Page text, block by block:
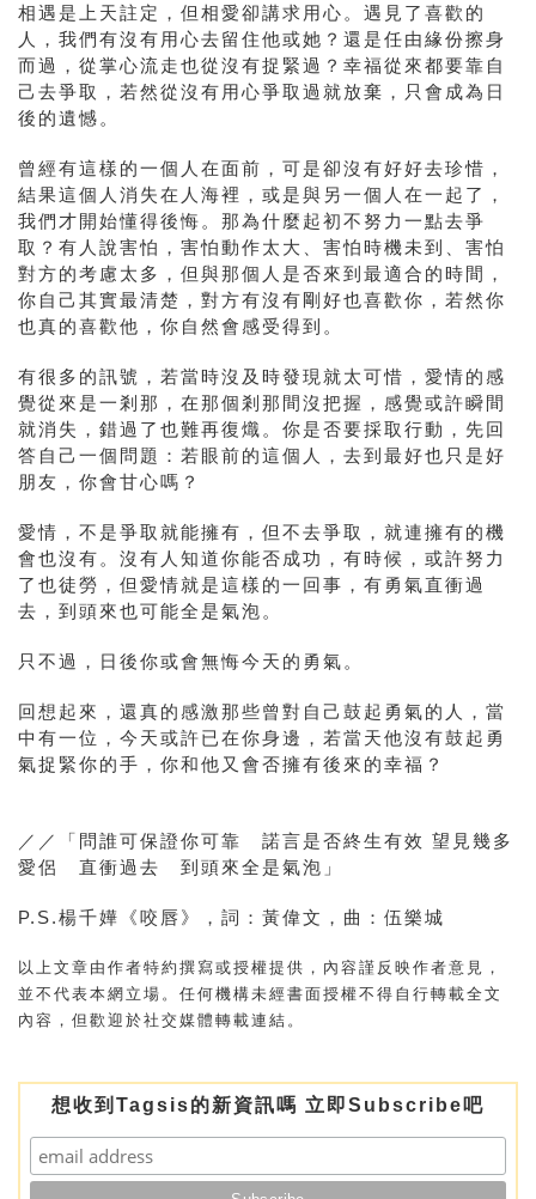
相遇是上天註定，但相愛卻講求用心。遇見了喜歡的
人，我們有沒有用心去留住他或她？還是任由緣份擦身
而過，從掌心流走也從沒有捉緊過？幸福從來都要靠自
己去爭取，若然從沒有用心爭取過就放棄，只會成為日
後的遺憾。
曾經有這樣的一個人在面前，可是卻沒有好好去珍惜，
結果這個人消失在人海裡，或是與另一個人在一起了，
我們才開始懂得後悔。那為什麼起初不努力一點去爭
取？有人說害怕，害怕動作太大、害怕時機未到、害怕
對方的考慮太多，但與那個人是否來到最適合的時間，
你自己其實最清楚，對方有沒有剛好也喜歡你，若然你
也真的喜歡他，你自然會感受得到。
有很多的訊號，若當時沒及時發現就太可惜，愛情的感
覺從來是一剎那，在那個剎那間沒把握，感覺或許瞬間
就消失，錯過了也難再復熾。你是否要採取行動，先回
答自己一個問題：若眼前的這個人，去到最好也只是好
朋友，你會甘心嗎？
愛情，不是爭取就能擁有，但不去爭取，就連擁有的機
會也沒有。沒有人知道你能否成功，有時候，或許努力
了也徒勞，但愛情就是這樣的一回事，有勇氣直衝過
去，到頭來也可能全是氣泡。
只不過，日後你或會無悔今天的勇氣。
回想起來，還真的感激那些曾對自己鼓起勇氣的人，當
中有一位，今天或許已在你身邊，若當天他沒有鼓起勇
氣捉緊你的手，你和他又會否擁有後來的幸福？
／／「問誰可保證你可靠 諾言是否終生有效 望見幾多
愛侶 直衝過去 到頭來全是氣泡」
P.S.楊千嬅《咬唇》，詞：黃偉文，曲：伍樂城
以上文章由作者特約撰寫或授權提供，內容謹反映作者意見，
並不代表本網立場。任何機構未經書面授權不得自行轉載全文
內容，但歡迎於社交媒體轉載連結。
想收到Tagsis的新資訊嗎 立即Subscribe吧